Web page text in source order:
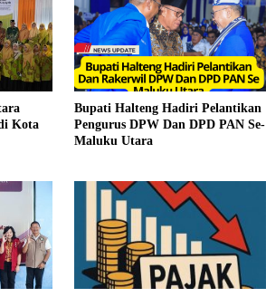
Kota
Bupati Halteng Hadiri Pelantikan
Pengurus DPW Dan DPD PAN Se-
Maluku Utara